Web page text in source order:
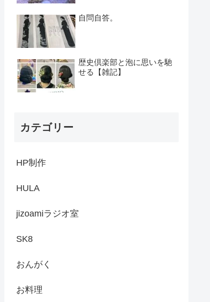
自問自答。
歴史倶楽部と泡に思いを馳
せる【雑記】
カテゴリー
HP制作
HULA
jizoamiラジオ室
SK8
おんがく
お料理